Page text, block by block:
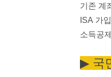
기존 계
ISA 가
소득공
▶︎ 국